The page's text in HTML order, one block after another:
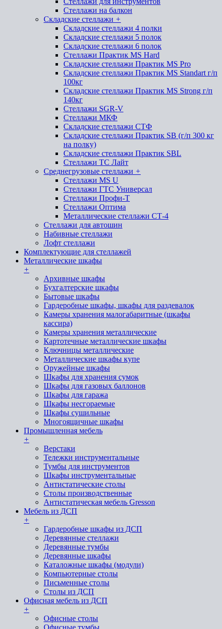
Стеллажи на балкон
Складские стеллажи +
Складские стеллажи 4 полки
Складские стеллажи 5 полок
Складские стеллажи 6 полок
Стеллажи Практик MS Hard
Складские стеллажи Практик MS Pro
Складские стеллажи Практик MS Standart г/п
100кг
Складские стеллажи Практик MS Strong г/п
140кг
Стеллажи SGR-V
Стеллажи МКФ
Складские стеллажи СТФ
Складские стеллажи Практик SB (г/п 300 кг
на полку)
Складские стеллажи Практик SBL
Стеллажи ТС Лайт
Среднегрузовые стеллажи +
Стеллажи MS U
Стеллажи ГТС Универсал
Стеллажи Профи-Т
Стеллажи Оптима
Металлические стеллажи СТ-4
Стеллажи для автошин
Набивные стеллажи
Лофт стеллажи
Комплектующие для стеллажей
Металлические шкафы
+
Архивные шкафы
Бухгалтерские шкафы
Бытовые шкафы
Гардеробные шкафы, шкафы для раздевалок
Камеры хранения малогабаритные (шкафы
кассира)
Камеры хранения металлические
Картотечные металлические шкафы
Ключницы металлические
Металлические шкафы купе
Оружейные шкафы
Шкафы для хранения сумок
Шкафы для газовых баллонов
Шкафы для гаража
Шкафы несгораемые
Шкафы сушильные
Многоящичные шкафы
Промышленная мебель
+
Верстаки
Тележки инструментальные
Тумбы для инструментов
Шкафы инструментальные
Антистатические столы
Столы производственные
Антистатическая мебель Gresson
Мебель из ДСП
+
Гардеробные шкафы из ДСП
Деревянные стеллажи
Деревянные тумбы
Деревянные шкафы
Каталожные шкафы (модули)
Компьютерные столы
Письменные столы
Столы из ДСП
Офисная мебель из ДСП
+
Офисные столы
Офисные тумбы